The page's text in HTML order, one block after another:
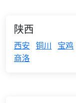
陕西
西安 铜川 宝鸡
商洛